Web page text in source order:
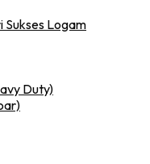
Sukses Logam
Duty)